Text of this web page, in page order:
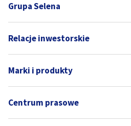
Grupa Selena
Relacje inwestorskie
Marki i produkty
Centrum prasowe